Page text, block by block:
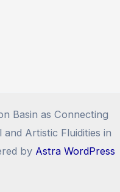
Basin as Connecting
Artistic Fluidities in
by Astra WordPress